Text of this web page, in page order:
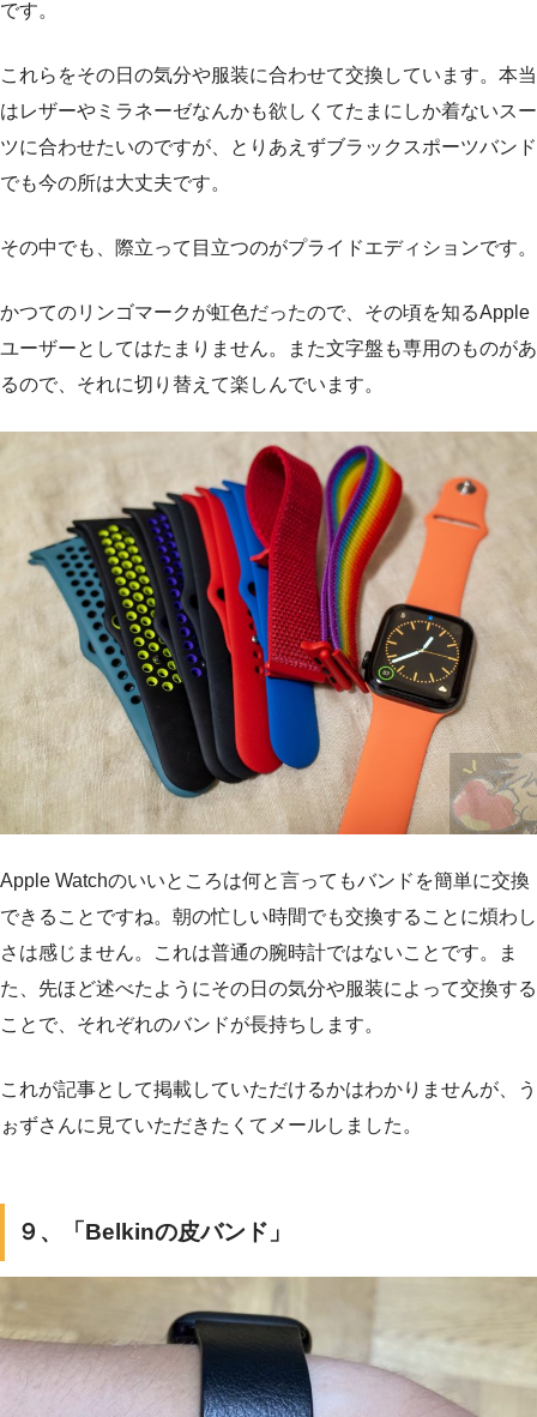
です。
これらをその日の気分や服装に合わせて交換しています。本当
はレザーやミラネーゼなんかも欲しくてたまにしか着ないスー
ツに合わせたいのですが、とりあえずブラックスポーツバンド
でも今の所は大丈夫です。
その中でも、際立って目立つのがプライドエディションです。
かつてのリンゴマークが虹色だったので、その頃を知るApple
ユーザーとしてはたまりません。また文字盤も専用のものがあ
るので、それに切り替えて楽しんでいます。
Apple Watchのいいところは何と言ってもバンドを簡単に交換
できることですね。朝の忙しい時間でも交換することに煩わし
さは感じません。これは普通の腕時計ではないことです。ま
た、先ほど述べたようにその日の気分や服装によって交換する
ことで、それぞれのバンドが長持ちします。
これが記事として掲載していただけるかはわかりませんが、う
ぉずさんに見ていただきたくてメールしました。
９、「Belkinの皮バンド」